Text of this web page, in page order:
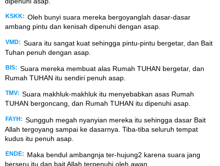
KSKK: Oleh bunyi suara mereka bergoyanglah dasar-dasar
ambang pintu dan kenisah dipenuhi dengan asap.
VMD: Suara itu sangat kuat sehingga pintu-pintu bergetar, dan Bait
Tuhan penuh dengan asap.
BIS: Suara mereka membuat alas Rumah TUHAN bergetar, dan
Rumah TUHAN itu sendiri penuh asap.
TMV: Suara makhluk-makhluk itu menyebabkan asas Rumah
TUHAN bergoncang, dan Rumah TUHAN itu dipenuhi asap.
FAYH: Sungguh megah nyanyian mereka itu sehingga dasar Bait
Allah tergoyang sampai ke dasarnya. Tiba-tiba seluruh tempat
kudus itu penuh asap.
ENDE:
Maka bendul ambangnja ter-hujung2 karena suara jang
berseru itu dan bait Allah terpenuhi oleh awan.